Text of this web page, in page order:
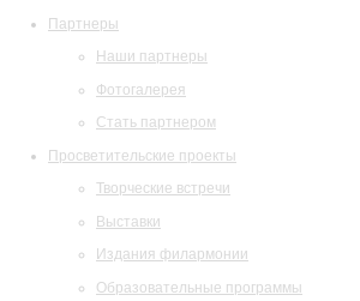
Партнеры
Наши партнеры
Фотогалерея
Стать партнером
Просветительские проекты
Творческие встречи
Выставки
Издания филармонии
Образовательные программы